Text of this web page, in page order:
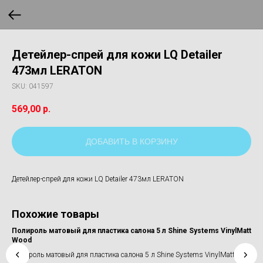
Детейлер-спрей для кожи LQ Detailer
473мл LERATON
SKU: 041597
569,00 р.
ДОБАВИТЬ В КОРЗИНУ
Детейлер-спрей для кожи LQ Detailer 473мл LERATON
Похожие товары
Полироль матовый для пластика салона 5 л Shine Systems VinylMatt
Wood
Полироль матовый для пластика салона 5 л Shine Systems VinylMatt